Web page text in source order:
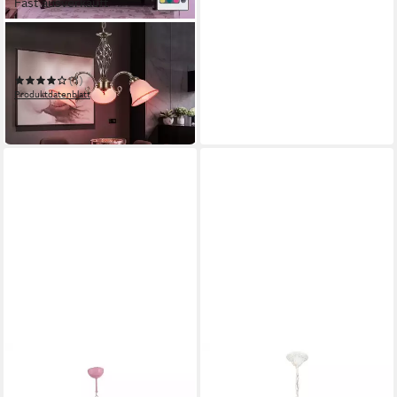
GLOBO LIGHTING
Kronleuchter
(1)
Produktdatenblatt
111,99 €
in 2-3 Werktagen bei dir
Kronleuchter Rosa moderner